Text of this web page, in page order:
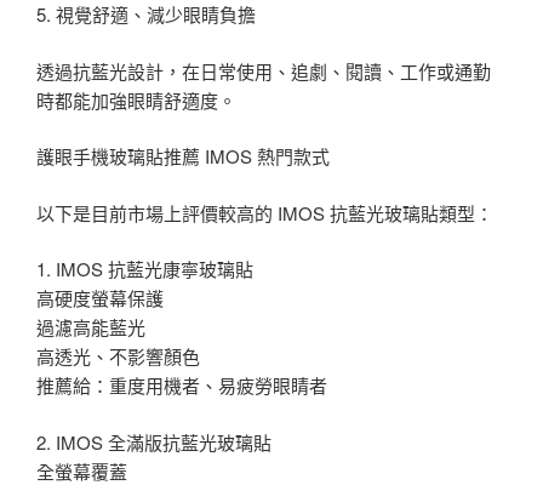
5. 視覺舒適、減少眼睛負擔
透過抗藍光設計，在日常使用、追劇、閱讀、工作或通勤
時都能加強眼睛舒適度。
護眼手機玻璃貼推薦 IMOS 熱門款式
以下是目前市場上評價較高的 IMOS 抗藍光玻璃貼類型：
1. IMOS 抗藍光康寧玻璃貼
高硬度螢幕保護
過濾高能藍光
高透光、不影響顏色
推薦給：重度用機者、易疲勞眼睛者
2. IMOS 全滿版抗藍光玻璃貼
全螢幕覆蓋